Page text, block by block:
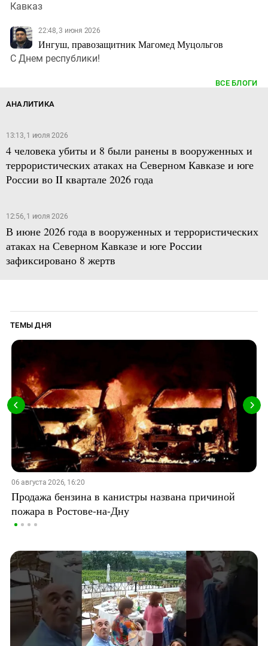
Кавказ
22:48, 3 июня 2026
Ингуш, правозащитник Магомед Муцольгов
С Днем республики!
ВСЕ БЛОГИ
АНАЛИТИКА
13:13, 1 июля 2026
4 человека убиты и 8 были ранены в вооруженных и
террористических атаках на Северном Кавказе и юге
России во II квартале 2026 года
12:56, 1 июля 2026
В июне 2026 года в вооруженных и террористических
атаках на Северном Кавказе и юге России
зафиксировано 8 жертв
ТЕМЫ ДНЯ
06 августа 2026, 16:20
Продажа бензина в канистры названа причиной
пожара в Ростове-на-Дну